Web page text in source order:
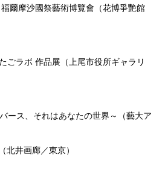
爾摩沙國祭藝術博覽會（花博爭艷館
ごラボ 作品展（上尾市役所ギャラリ
ース、それはあなたの世界～（藝大ア
北井画廊／東京）